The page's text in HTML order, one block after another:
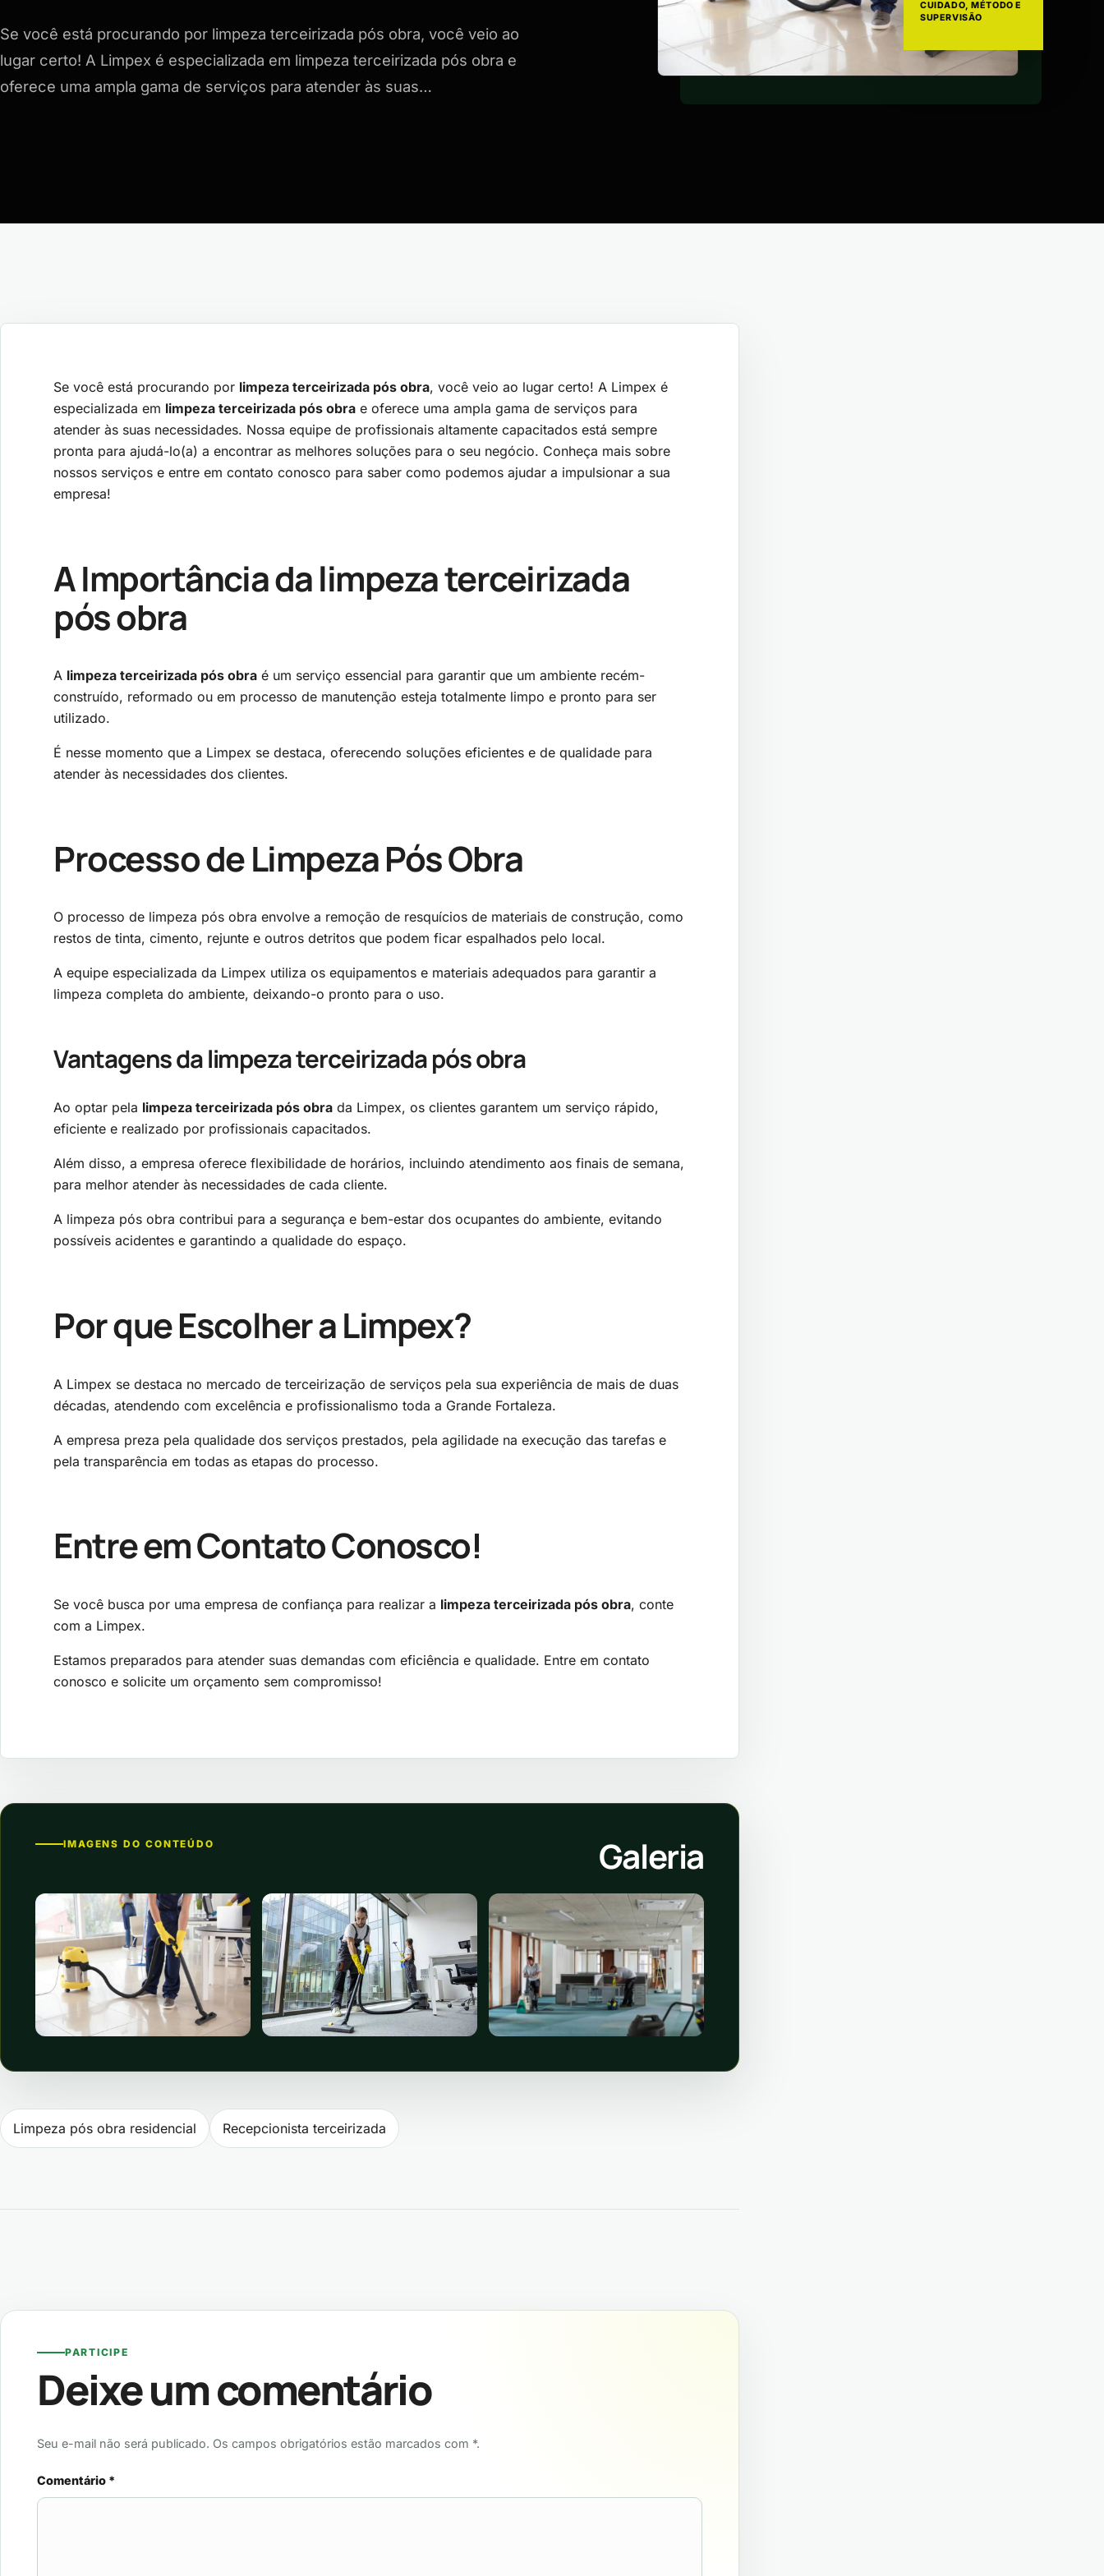
Se você está procurando por limpeza terceirizada pós obra, você veio ao
lugar certo! A Limpex é especializada em limpeza terceirizada pós obra e
oferece uma ampla gama de serviços para atender às suas…
CUIDADO, MÉTODO E
SUPERVISÃO
Se você está procurando por limpeza terceirizada pós obra, você veio ao lugar certo! A Limpex é
especializada em limpeza terceirizada pós obra e oferece uma ampla gama de serviços para
atender às suas necessidades. Nossa equipe de profissionais altamente capacitados está sempre
pronta para ajudá-lo(a) a encontrar as melhores soluções para o seu negócio. Conheça mais sobre
nossos serviços e entre em contato conosco para saber como podemos ajudar a impulsionar a sua
empresa!
A Importância dalimpeza terceirizada
pós obra
A limpeza terceirizada pós obra é um serviço essencial para garantir que um ambiente recém-
construído, reformado ou em processo de manutenção esteja totalmente limpo e pronto para ser
utilizado.
É nesse momento que a Limpex se destaca, oferecendo soluções eficientes e de qualidade para
atender às necessidades dos clientes.
Processo de Limpeza Pós Obra
O processo de limpeza pós obra envolve a remoção de resquícios de materiais de construção, como
restos de tinta, cimento, rejunte e outros detritos que podem ficar espalhados pelo local.
A equipe especializada da Limpex utiliza os equipamentos e materiais adequados para garantir a
limpeza completa do ambiente, deixando-o pronto para o uso.
Vantagens dalimpeza terceirizada pós obra
Ao optar pela limpeza terceirizada pós obra da Limpex, os clientes garantem um serviço rápido,
eficiente e realizado por profissionais capacitados.
Além disso, a empresa oferece flexibilidade de horários, incluindo atendimento aos finais de semana,
para melhor atender às necessidades de cada cliente.
A limpeza pós obra contribui para a segurança e bem-estar dos ocupantes do ambiente, evitando
possíveis acidentes e garantindo a qualidade do espaço.
Por que Escolher a Limpex?
A Limpex se destaca no mercado de terceirização de serviços pela sua experiência de mais de duas
décadas, atendendo com excelência e profissionalismo toda a Grande Fortaleza.
A empresa preza pela qualidade dos serviços prestados, pela agilidade na execução das tarefas e
pela transparência em todas as etapas do processo.
Entre em Contato Conosco!
Se você busca por uma empresa de confiança para realizar a limpeza terceirizada pós obra, conte
com a Limpex.
Estamos preparados para atender suas demandas com eficiência e qualidade. Entre em contato
conosco e solicite um orçamento sem compromisso!
IMAGENS DO CONTEÚDO Galeria
Navegação de Post
Limpeza pós obra residencial Recepcionista terceirizada
PARTICIPE
Deixe um comentário
Seu e-mail não será publicado. Os campos obrigatórios estão marcados com *.
Comentário *